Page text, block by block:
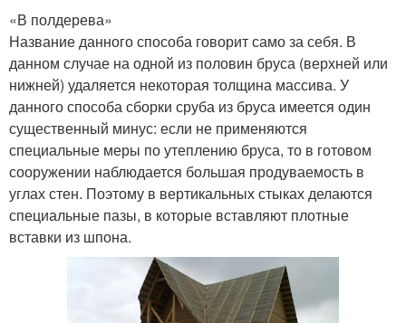
«В полдерева»
Название данного способа говорит само за себя. В
данном случае на одной из половин бруса (верхней или
нижней) удаляется некоторая толщина массива. У
данного способа сборки сруба из бруса имеется один
существенный минус: если не применяются
специальные меры по утеплению бруса, то в готовом
сооружении наблюдается большая продуваемость в
углах стен. Поэтому в вертикальных стыках делаются
специальные пазы, в которые вставляют плотные
вставки из шпона.